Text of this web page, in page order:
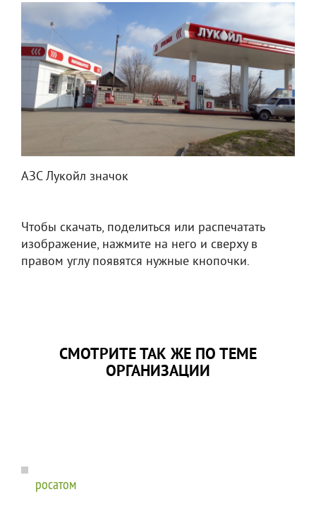
АЗС Лукойл значок
Чтобы скачать, поделиться или распечатать
изображение, нажмите на него и сверху в
правом углу появятся нужные кнопочки.
СМОТРИТЕ ТАК ЖЕ ПО ТЕМЕ
ОРГАНИЗАЦИИ
росатом